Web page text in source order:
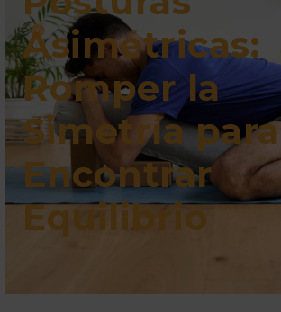
Asimétricas:
Romper la
Simetría para
Encontrar
Equilibrio